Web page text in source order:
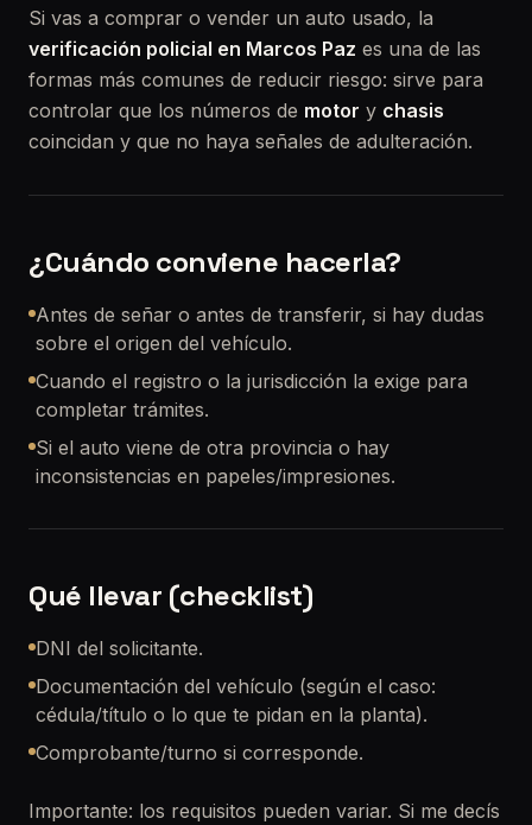
Si vas a comprar o vender un auto usado, la
verificación policial en Marcos Paz es una de las
formas más comunes de reducir riesgo: sirve para
controlar que los números de motor y chasis
coincidan y que no haya señales de adulteración.
¿Cuándo conviene hacerla?
Antes de señar o antes de transferir, si hay dudas
sobre el origen del vehículo.
Cuando el registro o la jurisdicción la exige para
completar trámites.
Si el auto viene de otra provincia o hay
inconsistencias en papeles/impresiones.
Qué llevar (checklist)
DNI del solicitante.
Documentación del vehículo (según el caso:
cédula/título o lo que te pidan en la planta).
Comprobante/turno si corresponde.
Importante: los requisitos pueden variar. Si me decís